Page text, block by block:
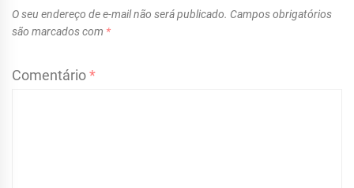
O seu endereço de e-mail não será publicado. Campos obrigatórios
são marcados com *
Comentário*